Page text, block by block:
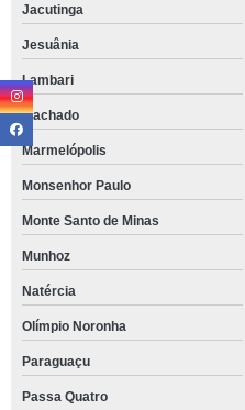
Jacutinga
Jesuânia
Lambari
Machado
Marmelópolis
Monsenhor Paulo
Monte Santo de Minas
Munhoz
Natércia
Olímpio Noronha
Paraguaçu
Passa Quatro